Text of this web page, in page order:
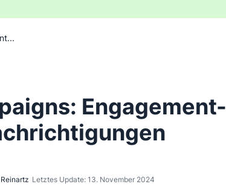
Engagement-
Letztes Update: 13. November 2024